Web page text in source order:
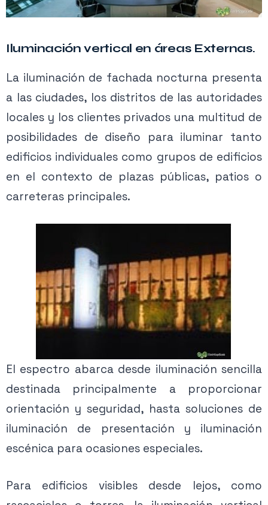
Iluminación vertical en áreas Externas.
La iluminación de fachada nocturna presenta
a las ciudades, los distritos de las autoridades
locales y los clientes privados una multitud de
posibilidades de diseño para iluminar tanto
edificios individuales como grupos de edificios
en el contexto de plazas públicas, patios o
carreteras principales.
El espectro abarca desde iluminación sencilla
destinada principalmente a proporcionar
orientación y seguridad, hasta soluciones de
iluminación de presentación y iluminación
escénica para ocasiones especiales.
Para edificios visibles desde lejos, como